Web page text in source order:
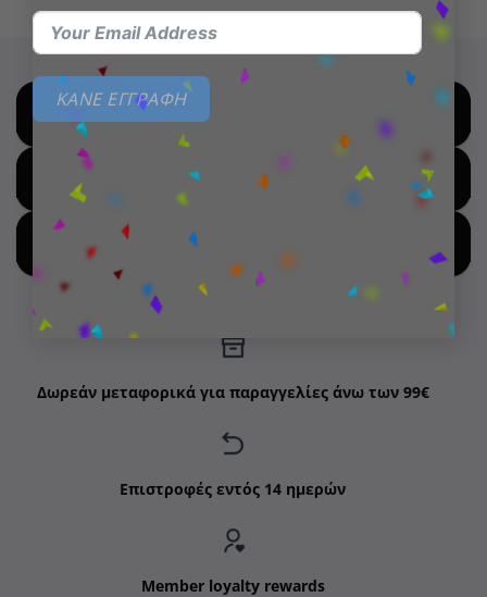
ΚΑΝΕ ΕΓΓΡΑΦΗ
SHOP BY BRANDS
SHOP FOR HOT DEALS
SHOP BY NEW ARRIVALS
Δωρεάν μεταφορικά για παραγγελίες άνω των 99€
Επιστροφές εντός 14 ημερών
Member loyalty rewards